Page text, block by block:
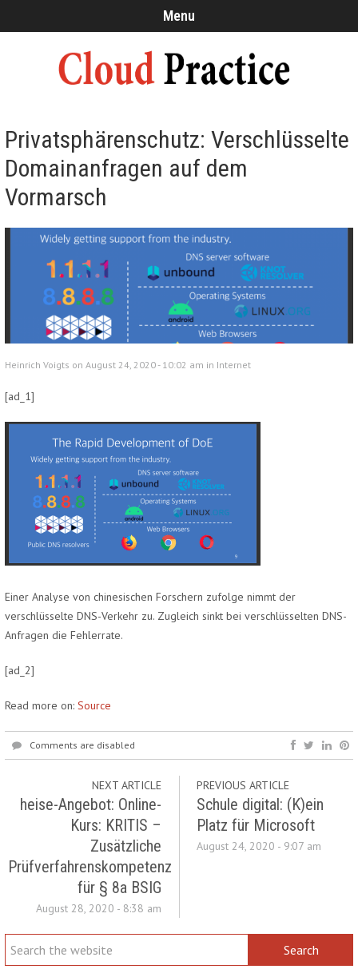
Menu
Privatsphärenschutz: Verschlüsselte
Domainanfragen auf dem
Vormarsch
Heinrich Voigts on August 24, 2020 - 10:02 am in Internet
[ad_1]
Einer Analyse von chinesischen Forschern zufolge nimmt der
verschlüsselte DNS-Verkehr zu. Zugleich sinkt bei verschlüsselten DNS-
Anfragen die Fehlerrate.
[ad_2]
Read more on: Source
Comments are disabled
NEXT ARTICLE
heise-Angebot: Online-
Kurs: KRITIS –
Zusätzliche
Prüfverfahrenskompetenz
für § 8a BSIG
August 28, 2020 - 8:38 am
PREVIOUS ARTICLE
Schule digital: (K)ein
Platz für Microsoft
August 24, 2020 - 9:07 am